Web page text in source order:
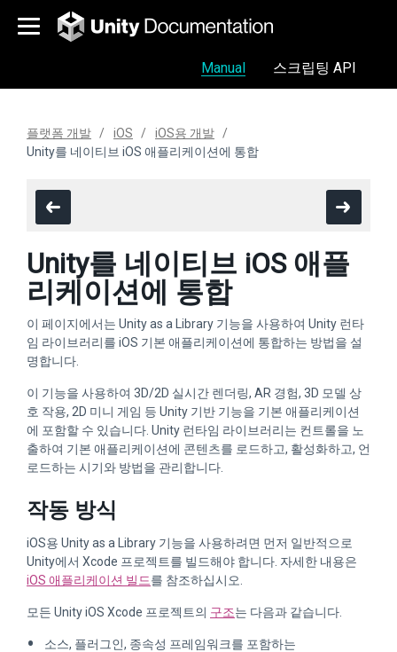
Manual 스크립팅 API
플랫폼 개발 iOS
iOS용 개발
Unity를 네이티브 iOS 애플리케이션에 통합
Unity를 네이티브 iOS 애플
리케이션에 통합
이 페이지에서는 Unity as a Library 기능을 사용하여 Unity 런타
임 라이브러리를 iOS 기본 애플리케이션에 통합하는 방법을 설
명합니다.
이 기능을 사용하여 3D/2D 실시간 렌더링, AR 경험, 3D 모델 상
호 작용, 2D 미니 게임 등 Unity 기반 기능을 기본 애플리케이션
에 포함할 수 있습니다. Unity 런타임 라이브러리는 컨트롤을 노
출하여 기본 애플리케이션에 콘텐츠를 로드하고, 활성화하고, 언
로드하는 시기와 방법을 관리합니다.
작동 방식
iOS용 Unity as a Library 기능을 사용하려면 먼저 일반적으로
Unity에서 Xcode 프로젝트를 빌드해야 합니다. 자세한 내용은
iOS 애플리케이션 빌드를 참조하십시오.
모든 Unity iOS Xcode 프로젝트의 구조는 다음과 같습니다.
소스, 플러그인, 종속성 프레임워크를 포함하는